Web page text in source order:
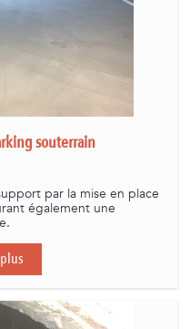
souterrain
par la mise en place
également une